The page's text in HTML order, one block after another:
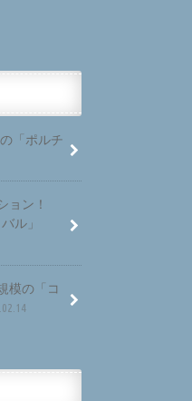
「ポルチ
ョン！
ル」
模の「コ